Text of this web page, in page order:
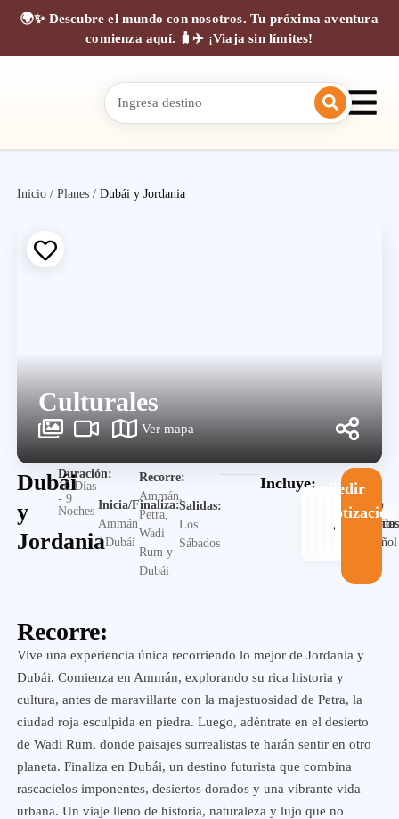
🌍✨ Descubre el mundo con nosotros. Tu próxima aventura
comienza aquí. 🧳✈️ ¡Viaja sin límites!
Inicio /Planes /Dubái y Jordania
Culturales
Ver mapa
Dubái
y
Jordania
Duración:
10 Días
- 9
Noches Inicia/Finaliza:
Ammán
/ Dubái
Recorre:
Ammán,
Petra,
Wadi
Rum y
Dubái
Salidas:
Los
Sábados
Incluye:
Alojamiento
Desayuno
Traslados
Guia
español
Visitas
Pedir
cotización
Recorre:
Vive una experiencia única recorriendo lo mejor de Jordania y
Dubái. Comienza en Ammán, explorando su rica historia y
cultura, antes de maravillarte con la majestuosidad de Petra, la
ciudad roja esculpida en piedra. Luego, adéntrate en el desierto
de Wadi Rum, donde paisajes surrealistas te harán sentir en otro
planeta. Finaliza en Dubái, un destino futurista que combina
rascacielos imponentes, desiertos dorados y una vibrante vida
urbana. Un viaje lleno de historia, naturaleza y lujo que no